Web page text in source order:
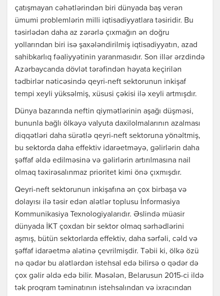
çatışmayan cəhətlərindən biri dünyada baş verən
ümumi problemlərin milli iqtisadiyyatlara təsiridir. Bu
təsirlədən daha az zərərlə çıxmağın ən doğru
yollarından biri isə şaxələndirilmiş iqtisadiyyatın, azad
sahibkarlıq fəaliyyətinin yaranmasıdır. Son illər ərzdində
Azərbaycanda dövlət tərəfindən həyata keçirilən
tədbirlər nəticəsində qeyri-neft sektorunun inkişaf
tempi xeyli yüksəlmiş, xüsusi çəkisi ilə xeyli artmışdır.
Dünya bazarında neftin qiymətlərinin aşağı düşməsi,
bununla bağlı ölkəyə valyuta daxilolmalarının azalması
diqqətləri daha sürətlə qeyri-neft sektoruna yönəltmiş,
bu sektorda daha effektiv idarəetməyə, gəlirlərin daha
şəffaf əldə edilməsinə və gəlirlərin artırılmasına nail
olmaq təxirəsalınmaz prioritet kimi önə çıxmışdır.
Qeyri-neft sektorunun inkişafına ən çox birbaşa və
dolayısı ilə təsir edən alətlər toplusu İnformasiya
Kommunikasiya Texnologiyalarıdır. Əslində müasir
dünyada İKT çoxdan bir sektor olmaq sərhədlərini
aşmış, bütün sektorlarda effektiv, daha sərfəli, cəld və
şəffaf idarəetmə alətinə çevrilmişdir. Təbii ki, ölkə özü
nə qədər bu alətlərdən istehsal edə bilirsə o qədər də
çox gəlir əldə edə bilir. Məsələn, Belarusun 2015-ci ildə
tək proqram təminatının istehsalından və ixracından